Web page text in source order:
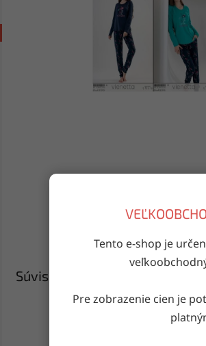
Tento e-shop je
Pre zobrazenie cien je
Doručenie do druhého
Súvisiaci tovar
Kód: 47033/10007616